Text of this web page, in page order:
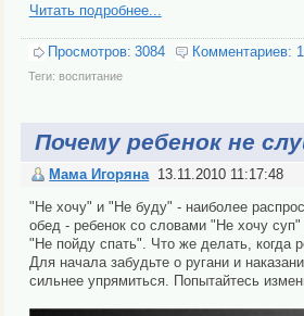
Читать подробнее...
Просмотров: 3084 Комментариев: 1
Теги: воспитание
Почему ребенок не
Мама Игоряна 13.11.2010 11:17:48
"Не хочу" и "Не буду" - наиболее
обед - ребенок со словами "Не хочу
"Не пойду спать". Что же делать, когда
Для начала забудьте о ругани и
сильнее упрямиться. Попытайтесь